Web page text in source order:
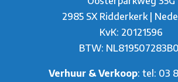
2985 SX Ridderkerk |
KvK: 20121596
BTW:
Verhuur & Verkoop: tel: 03